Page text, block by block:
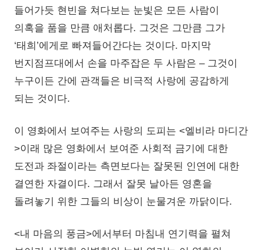
들어가듯 현빈을 쳐다보는 눈빛은 모든 사람이
의혹을 품을 만큼 애처롭다. 그것은 그만큼 그가
‘태희’에게로 빠져들어간다는 것이다. 마지막
번지점프대에서 손을 마주잡은 두 사람은 – 그것이
누구이든 간에 관객들은 비극적 사랑에 공감하게
되는 것이다.
이 영화에서 보여주는 사랑의 도피는 <엘비라 마디간
>이래 많은 영화에서 보여준 사회적 금기에 대한
도전과 좌절이라는 측면보다는 잘못된 인연에 대한
결연한 자결이다. 그래서 잘못 날아든 영혼을
돌려놓기 위한 그들의 비상이 눈물겨운 까닭이다.
<내 마음의 풍금>에서부터 마침내 연기력을 펼쳐